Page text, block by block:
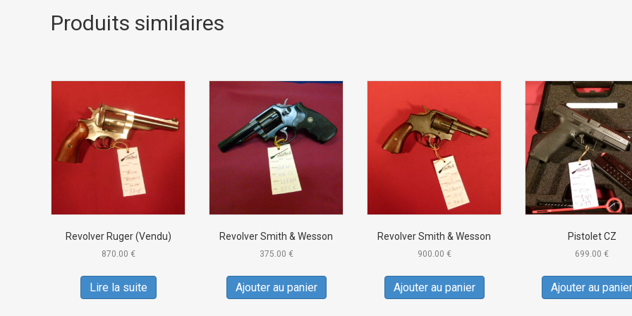
Produits similaires
Revolver Ruger (Vendu)
870.00 €
Lire la suite
Revolver Smith & Wesson
375.00 €
Ajouter au panier
Revolver Smith & Wesson
900.00 €
Ajouter au panier
Pistolet CZ
699.00 €
Ajouter au